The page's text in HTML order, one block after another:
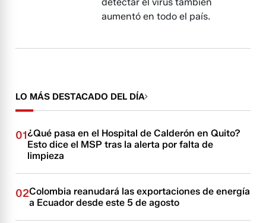
aumentó en todo el país.
LO MÁS DESTACADO DEL DÍA
01¿Qué pasa en el Hospital de Calderón en Quito?
Esto dice el MSP tras la alerta por falta de
limpieza
02Colombia reanudará las exportaciones de energía
a Ecuador desde este 5 de agosto